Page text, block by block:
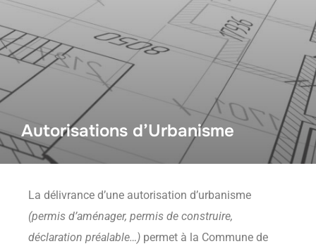
Autorisations d’Urbanisme
La délivrance d’une autorisation d’urbanisme
(permis d’aménager, permis de construire,
déclaration préalable…) permet à la Commune de